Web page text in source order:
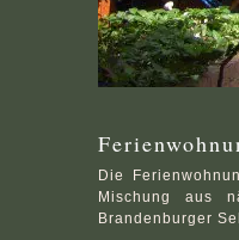
Die
Mischung aus
Brandenburger